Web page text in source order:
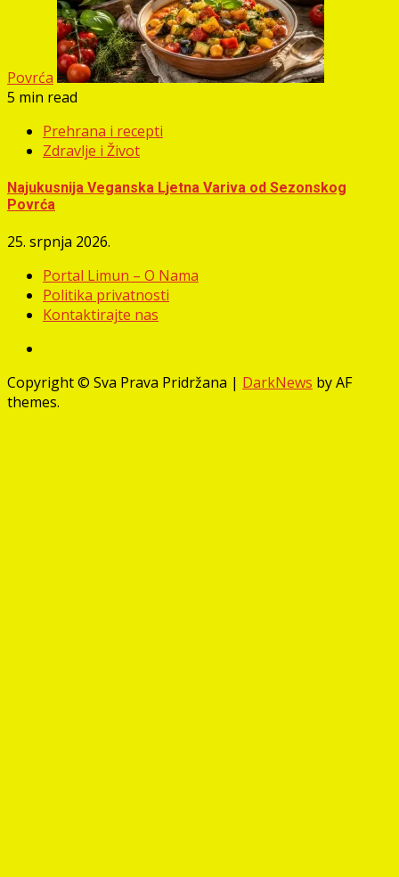
Povrća
5 min read
Prehrana i recepti
Zdravlje i Život
Najukusnija Veganska Ljetna Variva od Sezonskog
Povrća
25. srpnja 2026.
Portal Limun – O Nama
Politika privatnosti
Kontaktirajte nas
Copyright © Sva Prava Pridržana | DarkNews by AF
themes.